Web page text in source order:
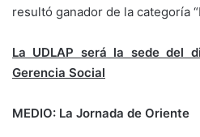
resultó ganador de la categoría
La UDLAP será la sede del
Gerencia Social
MEDIO: La Jornada de Oriente